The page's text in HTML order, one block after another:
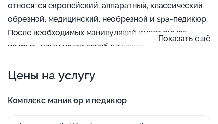
относятся европейский, аппаратный, классический
обрезной, медицинский, необрезной и spa-педикюр.
После необходимых манипуляций имеет смысл
покрыть ваши ногти лечебным лаком, который
Показать ещё
Цены на услугу
Комплекс маникюр и педикюр